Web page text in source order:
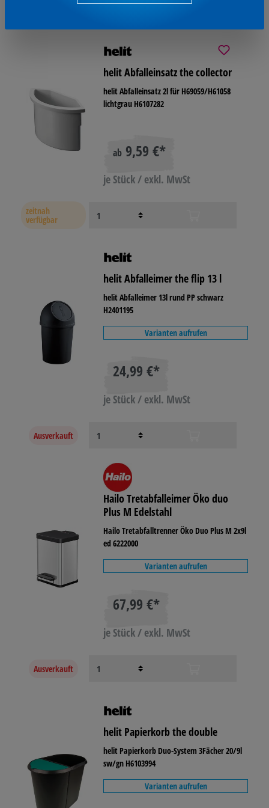
helit Abfalleinsatz the collector
helit Abfalleinsatz 2l für H69059/H61058
lichtgrau H6107282
ab 9,59 €*
je Stück / exkl. MwSt
zeitnah
verfügbar
helit Abfalleimer the flip 13 l
helit Abfalleimer 13l rund PP schwarz
H2401195
Varianten aufrufen
24,99 €*
je Stück / exkl. MwSt
Ausverkauft
Hailo Tretabfalleimer Öko duo
Plus M Edelstahl
Hailo Tretabfalltrenner Öko Duo Plus M 2x9l
ed 6222000
Varianten aufrufen
67,99 €*
je Stück / exkl. MwSt
Ausverkauft
helit Papierkorb the double
helit Papierkorb Duo-System 3Fächer 20/9l
sw/gn H6103994
Varianten aufrufen